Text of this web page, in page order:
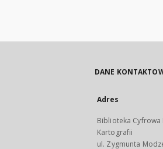
DANE
Adres
Biblioteka
Kartografii
ul. Zygmunta